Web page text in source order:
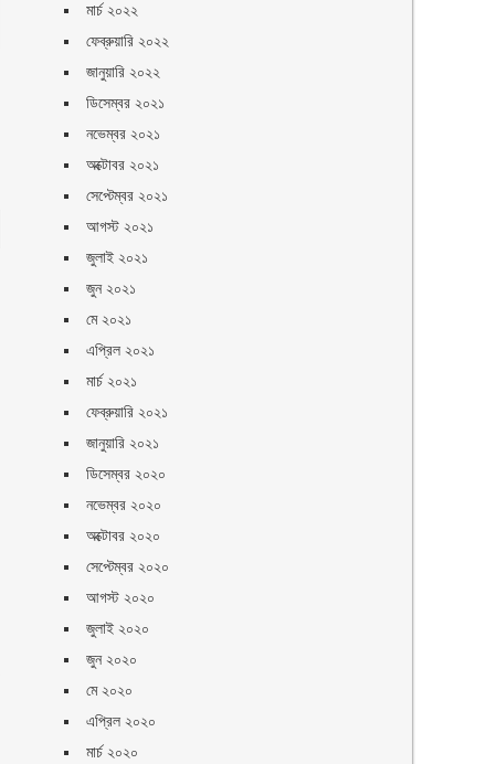
মার্চ ২০২২
ফেব্রুয়ারি ২০২২
জানুয়ারি ২০২২
ডিসেম্বর ২০২১
নভেম্বর ২০২১
অক্টোবর ২০২১
সেপ্টেম্বর ২০২১
আগস্ট ২০২১
জুলাই ২০২১
জুন ২০২১
মে ২০২১
এপ্রিল ২০২১
মার্চ ২০২১
ফেব্রুয়ারি ২০২১
জানুয়ারি ২০২১
ডিসেম্বর ২০২০
নভেম্বর ২০২০
অক্টোবর ২০২০
সেপ্টেম্বর ২০২০
আগস্ট ২০২০
জুলাই ২০২০
জুন ২০২০
মে ২০২০
এপ্রিল ২০২০
মার্চ ২০২০